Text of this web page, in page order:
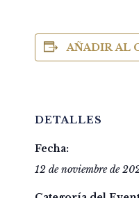
AÑADIR AL
DETALLES
Fecha:
12 de noviembre de